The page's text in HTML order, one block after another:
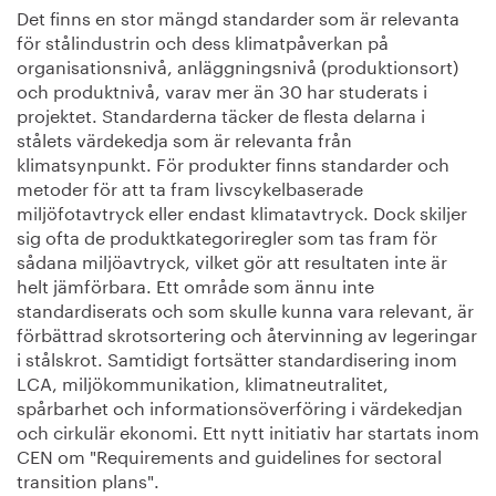
Det finns en stor mängd standarder som är relevanta
för stålindustrin och dess klimatpåverkan på
organisationsnivå, anläggningsnivå (produktionsort)
och produktnivå, varav mer än 30 har studerats i
projektet. Standarderna täcker de flesta delarna i
stålets värdekedja som är relevanta från
klimatsynpunkt. För produkter finns standarder och
metoder för att ta fram livscykelbaserade
miljöfotavtryck eller endast klimatavtryck. Dock skiljer
sig ofta de produktkategoriregler som tas fram för
sådana miljöavtryck, vilket gör att resultaten inte är
helt jämförbara. Ett område som ännu inte
standardiserats och som skulle kunna vara relevant, är
förbättrad skrotsortering och återvinning av legeringar
i stålskrot. Samtidigt fortsätter standardisering inom
LCA, miljökommunikation, klimatneutralitet,
spårbarhet och informationsöverföring i värdekedjan
och cirkulär ekonomi. Ett nytt initiativ har startats inom
CEN om "Requirements and guidelines for sectoral
transition plans".